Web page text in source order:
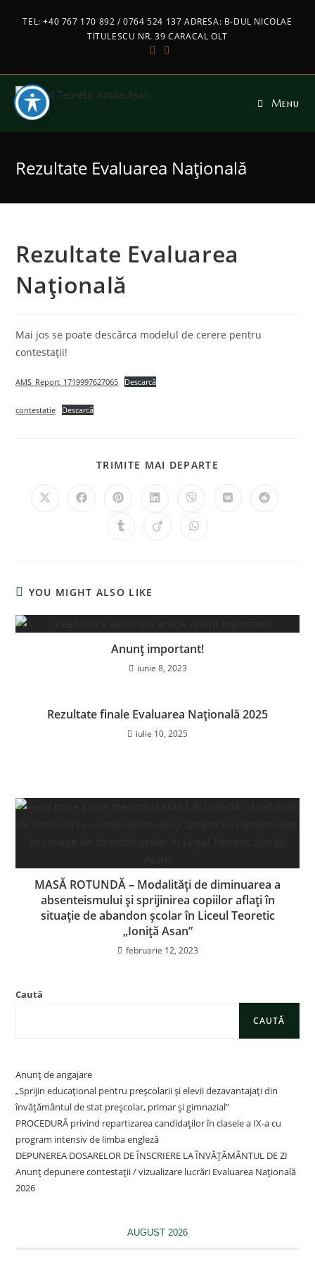
TEL: +40 767 170 892 / 0764 524 137 ADRESA: B-DUL NICOLAE
TITULESCU NR. 39 CARACAL OLT
Menu
Rezultate Evaluarea Națională
Rezultate Evaluarea
Națională
Mai jos se poate descărca modelul de cerere pentru
contestații!
AMS_Report_1719997627065 Descarcă
contestatie Descarcă
TRIMITE MAI DEPARTE
YOU MIGHT ALSO LIKE
Anunț important!
iunie 8, 2023
Rezultate finale Evaluarea Națională 2025
iulie 10, 2025
MASĂ ROTUNDĂ – Modalități de diminuarea a
absenteismului şi sprijinirea copiilor aflați în
situație de abandon şcolar în Liceul Teoretic
„Ioniță Asan”
februarie 12, 2023
Caută
CAUTĂ
Anunț de angajare
„Sprijin educațional pentru preșcolarii și elevii dezavantajați din
învățământul de stat preșcolar, primar și gimnazial”
PROCEDURĂ privind repartizarea candidaților în clasele a IX-a cu
program intensiv de limba engleză
DEPUNEREA DOSARELOR DE ÎNSCRIERE LA ÎNVĂȚĂMÂNTUL DE ZI
Anunț depunere contestații / vizualizare lucrări Evaluarea Națională
2026
AUGUST 2026